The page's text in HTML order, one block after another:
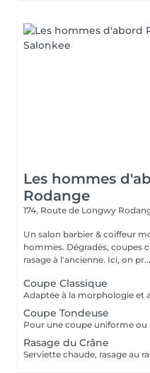
Les hommes
Rodange
174, Route de Longwy
Un salon barbier & coiffeur
hommes. Dégradés, coupes
rasage à l'ancienne. Ici, on pr...
Coupe Classique
Adaptée à la morphologie et
Coupe Tondeuse
Pour une coupe uniforme ou
Rasage du Crâne